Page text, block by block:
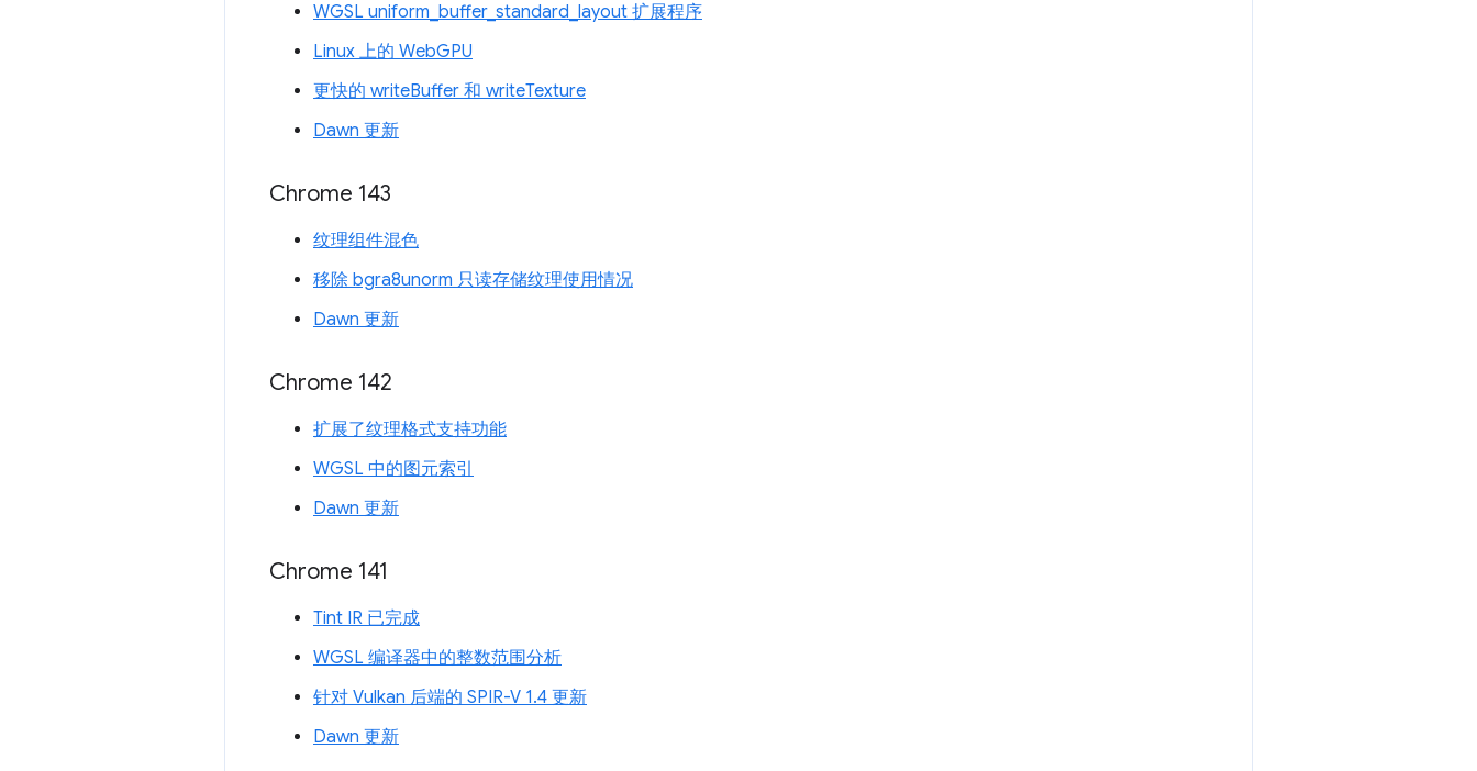
WGSL uniform_buffer_standard_layout 扩展程序
Linux 上的 WebGPU
更快的 writeBuffer 和 writeTexture
Dawn 更新
Chrome 143
纹理组件混色
移除 bgra8unorm 只读存储纹理使用情况
Dawn 更新
Chrome 142
扩展了纹理格式支持功能
WGSL 中的图元索引
Dawn 更新
Chrome 141
Tint IR 已完成
WGSL 编译器中的整数范围分析
针对 Vulkan 后端的 SPIR-V 1.4 更新
Dawn 更新